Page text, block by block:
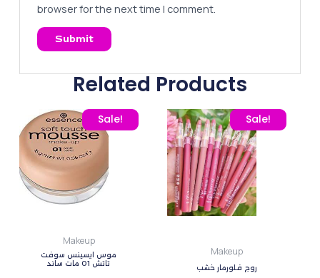
browser for the next time I comment.
Related Products
Sale!
Makeup
موس ايسينس سوفت
تاتش 01 مات ساند
Original price was: 350,00 EGP.
Current price is: 323,00 EGP. Sale!
Makeup
روج فلورمار خشب
Original price was:
Current